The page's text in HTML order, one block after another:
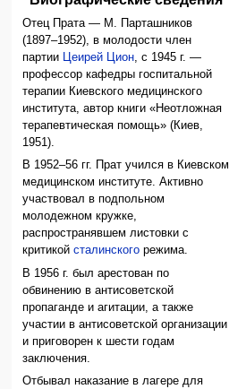
Отец Прата — М. Парташников
(1897–1952), в молодости член
партии Цеирей Цион, с 1945 г. —
профессор кафедры госпитальной
терапии Киевского медицинского
института, автор книги «Неотложная
терапевтическая помощь» (Киев,
1951).
В 1952–56 гг. Прат учился в Киевском
медицинском институте. Активно
участвовал в подпольном
молодежном кружке,
распространявшем листовки с
критикойсталинского режима.
В 1956 г. был арестован по
обвинению в антисоветской
пропаганде и агитации, а также
участии в антисоветской организации
и приговорен к шести годам
заключения.
Отбывал наказание в лагере для